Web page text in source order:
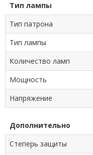
Тип лампы
Тип патрона
Тип лампы
Количество ламп
Мощность
Напряжение
Дополнительно
Степерь защиты